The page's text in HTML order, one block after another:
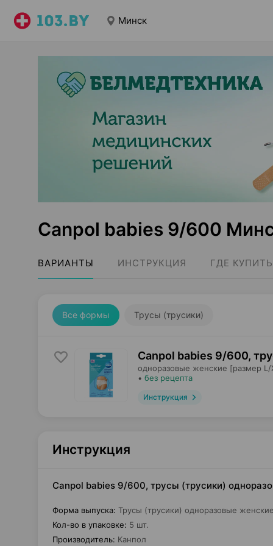
Минск
Canpol babies 9/600
ВАРИАНТЫ ИНСТРУКЦИЯ ГДЕ КУПИТЬ
Все формы Трусы (трусики)
Canpol babies 9/600,
одноразовые женские [размер L/
• без рецепта
Инструкция
Инструкция
Canpol babies 9/600, трусы (трусики)
Форма выпуска: Трусы (трусики) одноразовые
Кол-во в упаковке: 5 шт.
Производитель: Канпол